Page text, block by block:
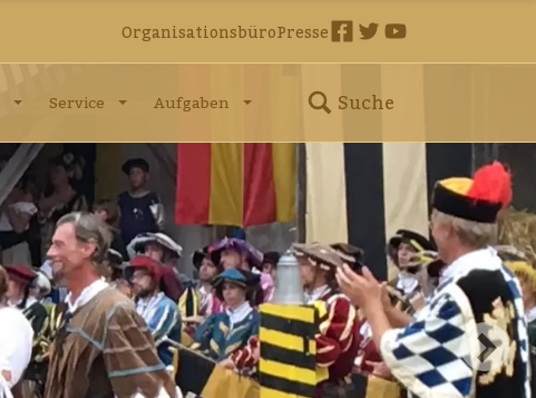
OrganisationsbüroPresse
Service Aufgaben Suche